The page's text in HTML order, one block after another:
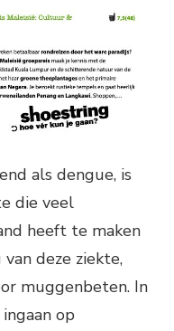
als dengue, is
die veel
heeft te maken
deze ziekte,
muggenbeten. In
op